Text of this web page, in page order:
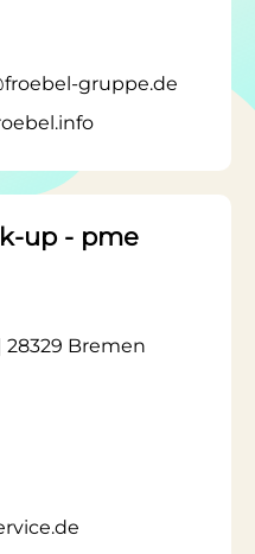
gruppe.de
up - pme
28329 Bremen